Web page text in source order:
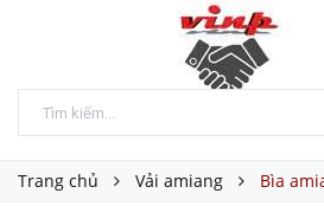
Trang chủ Vải amiang Bìa